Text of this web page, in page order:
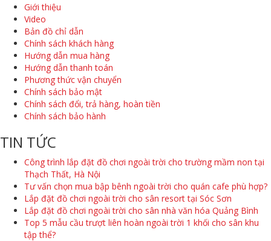
Giới thiệu
Video
Bản đồ chỉ dẫn
Chính sách khách hàng
Hướng dẫn mua hàng
Hướng dẫn thanh toán
Phương thức vận chuyển
Chính sách bảo mật
Chính sách đổi, trả hàng, hoàn tiền
Chính sách bảo hành
TIN TỨC
Công trình lắp đặt đồ chơi ngoài trời cho trường mầm non tại
Thạch Thất, Hà Nội
Tư vấn chọn mua bập bênh ngoài trời cho quán cafe phù hợp?
Lắp đặt đồ chơi ngoài trời cho sân resort tại Sóc Sơn
Lắp đặt đồ chơi ngoài trời cho sân nhà văn hóa Quảng Bình
Top 5 mẫu cầu trượt liên hoàn ngoài trời 1 khối cho sân khu
tập thể?